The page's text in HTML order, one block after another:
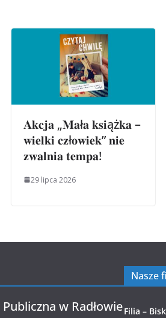
𝐀𝐤𝐜𝐣𝐚 „𝐌𝐚ł𝐚 𝐤𝐬𝐢ąż𝐤𝐚 –
𝐰𝐢𝐞𝐥𝐤𝐢 𝐜𝐳ł𝐨𝐰𝐢𝐞𝐤” 𝐧𝐢𝐞
𝐳𝐰𝐚𝐥𝐧𝐢𝐚 𝐭𝐞𝐦𝐩𝐚!
29 lipca 2026
w Radłowie
Nasze
Filia –